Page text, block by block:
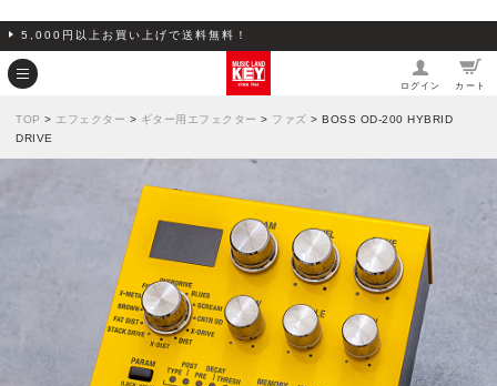
5,000円以上お買い上げで送料無料！
ログイン カート
TOP > エフェクター > ギター用エフェクター > ファズ > BOSS OD-200 HYBRID
DRIVE